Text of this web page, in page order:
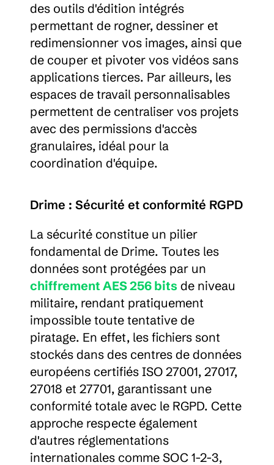
des outils d'édition intégrés
permettant de rogner, dessiner et
redimensionner vos images, ainsi que
de couper et pivoter vos vidéos sans
applications tierces. Par ailleurs, les
espaces de travail personnalisables
permettent de centraliser vos projets
avec des permissions d'accès
granulaires, idéal pour la
coordination d'équipe.
Drime : Sécurité et conformité RGPD
La sécurité constitue un pilier
fondamental de Drime. Toutes les
chiffrement AES 256 bits de niveau
militaire, rendant pratiquement
impossible toute tentative de
piratage. En effet, les fichiers sont
stockés dans des centres de données
européens certifiés ISO 27001, 27017,
27018 et 27701, garantissant une
conformité totale avec le RGPD. Cette
approche respecte également
d'autres réglementations
internationales comme SOC 1-2-3,